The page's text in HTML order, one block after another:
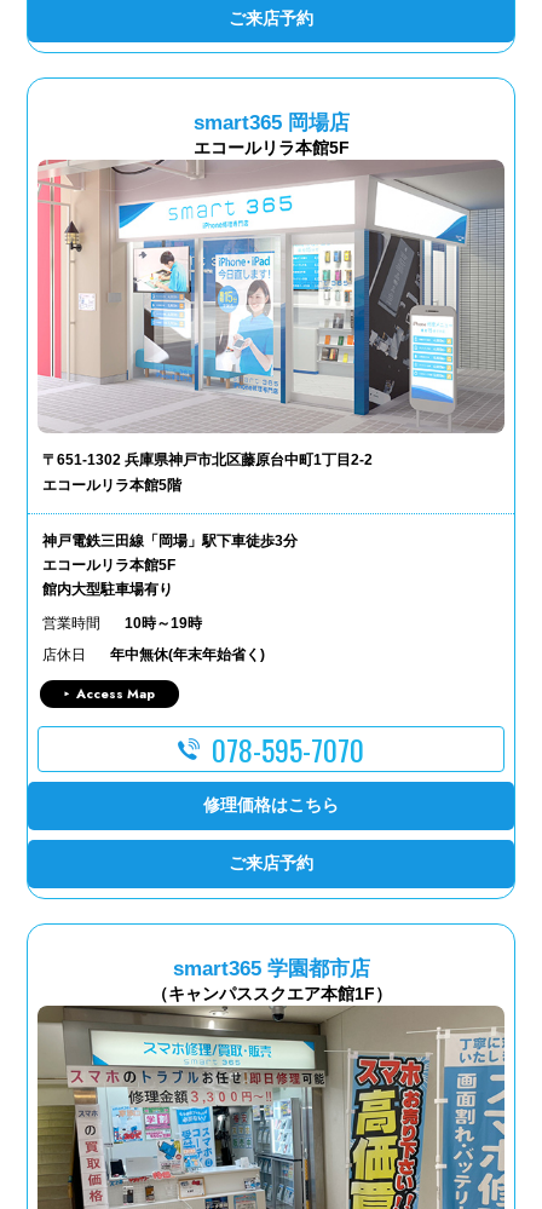
ご来店予約
smart365 岡場店
エコールリラ本館5F
〒651-1302 兵庫県神戸市北区藤原台中町1丁目2-2
エコールリラ本館5階
神戸電鉄三田線「岡場」駅下車徒歩3分
エコールリラ本館5F
館内大型駐車場有り
営業時間
10時～19時
店休日
年中無休(年末年始省く)
Access Map
078-595-7070
修理価格はこちら
ご来店予約
smart365 学園都市店
（キャンパススクエア本館1F）